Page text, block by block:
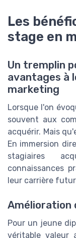
Les
stage en
Un tremplin
avantages à
marketing
Lorsque l'on
souvent aux
acquérir. Mais
En immersion
stagiaires
connaissances
leur carrière
Amélioration
Pour un jeune
véritable valeur